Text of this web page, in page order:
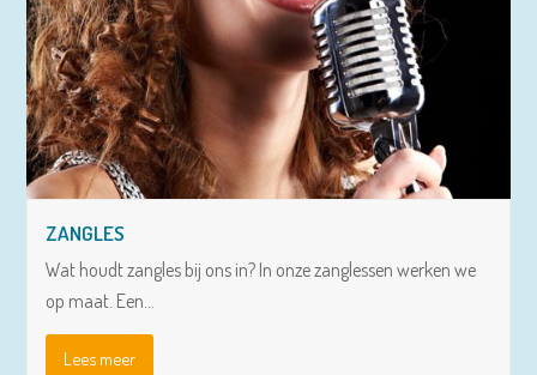
ZANGLES
Wat houdt zangles bij ons in? In onze zanglessen werken we
op maat. Een…
Lees meer